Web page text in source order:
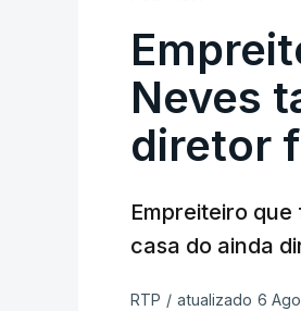
Neves
diretor
Empreiteiro
casa do ainda
RTP / atualizado 6